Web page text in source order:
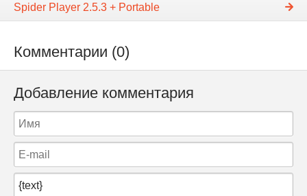
Spider Player 2.5.3 + Portable
Комментарии (0)
Добавление комментария